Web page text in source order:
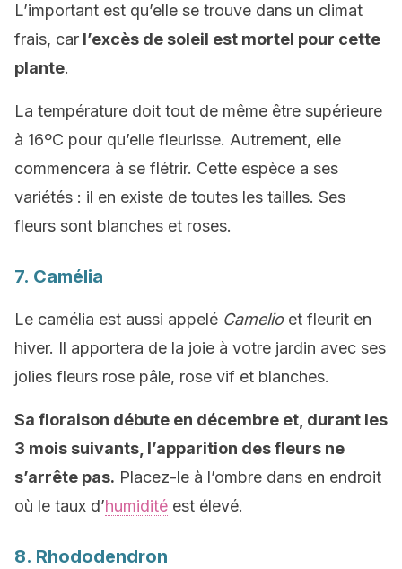
L’important est qu’elle se trouve dans un climat
frais, car l’excès de soleil est mortel pour cette
plante.
La température doit tout de même être supérieure
à 16ºC pour qu’elle fleurisse. Autrement, elle
commencera à se flétrir. Cette espèce a ses
variétés : il en existe de toutes les tailles. Ses
fleurs sont blanches et roses.
7. Camélia
Le camélia est aussi appelé Camelioet fleurit en
hiver. Il apportera de la joie à votre jardin avec ses
jolies fleurs rose pâle, rose vif et blanches.
Sa floraison débute en décembre et, durant les
3 mois suivants, l’apparition des fleurs ne
s’arrête pas. Placez-le à l’ombre dans en endroit
où le taux d’humidité est élevé.
8. Rhododendron